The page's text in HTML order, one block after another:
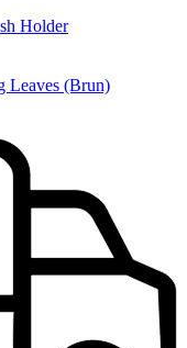
Holder
Leaves (Brun)